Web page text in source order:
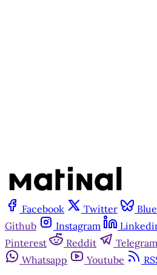
Facebook Twitter
Github
Instagram
Pinterest
Reddit Telegram
Whatsapp
Youtube